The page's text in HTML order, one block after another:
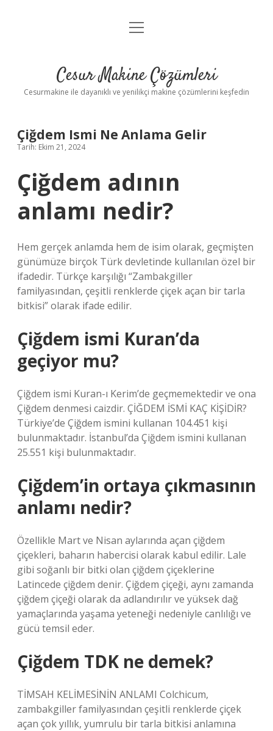
Anasayfa
Yasal Uyarı
menüyü
Cesur Makine Çözümleri
Cesurmakine ile dayanıklı ve yenilikçi makine çözümlerini keşfedin
Çiğdem Ismi Ne Anlama Gelir
Tarih: Ekim 21, 2024
Çiğdem adının
anlamı nedir?
Hem gerçek anlamda hem de isim olarak, geçmişten
günümüze birçok Türk devletinde kullanılan özel bir
ifadedir. Türkçe karşılığı “Zambakgiller
familyasından, çeşitli renklerde çiçek açan bir tarla
bitkisi” olarak ifade edilir.
Çiğdem ismi Kuran’da
geçiyor mu?
Çiğdem ismi Kuran-ı Kerim’de geçmemektedir ve ona
Çiğdem denmesi caizdir. ÇİĞDEM İSMİ KAÇ KİŞİDİR?
Türkiye’de Çiğdem ismini kullanan 104.451 kişi
bulunmaktadır. İstanbul’da Çiğdem ismini kullanan
25.551 kişi bulunmaktadır.
Çiğdem’in ortaya çıkmasının
anlamı nedir?
Özellikle Mart ve Nisan aylarında açan çiğdem
çiçekleri, baharın habercisi olarak kabul edilir. Lale
gibi soğanlı bir bitki olan çiğdem çiçeklerine
Latincede çiğdem denir. Çiğdem çiçeği, aynı zamanda
çiğdem çiçeği olarak da adlandırılır ve yüksek dağ
yamaçlarında yaşama yeteneği nedeniyle canlılığı ve
gücü temsil eder.
Çiğdem TDK ne demek?
TİMSAH KELİMESİNİN ANLAMI Colchicum,
zambakgiller familyasından çeşitli renklerde çiçek
açan çok yıllık, yumrulu bir tarla bitkisi anlamına